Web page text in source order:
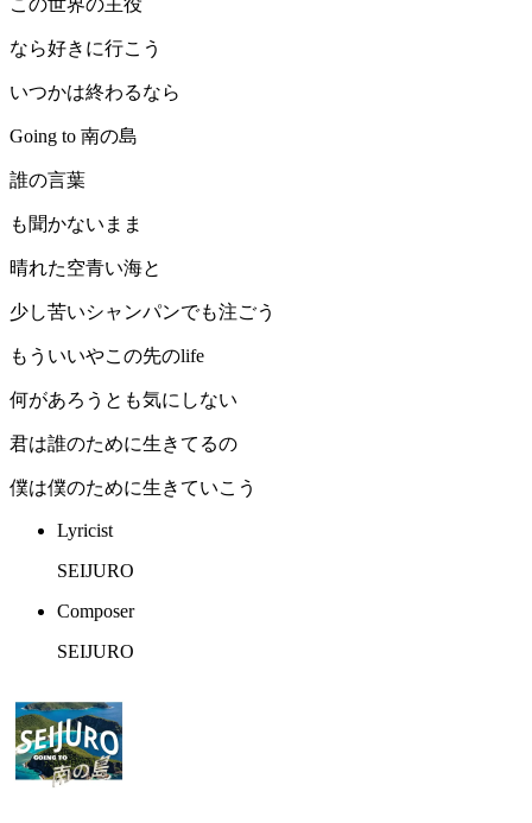
この世界の主役
なら好きに行こう
いつかは終わるなら
Going to 南の島
誰の言葉
も聞かないまま
晴れた空青い海と
少し苦いシャンパンでも注ごう
もういいやこの先のlife
何があろうとも気にしない
君は誰のために生きてるの
僕は僕のために生きていこう
Lyricist
SEIJURO
Composer
SEIJURO